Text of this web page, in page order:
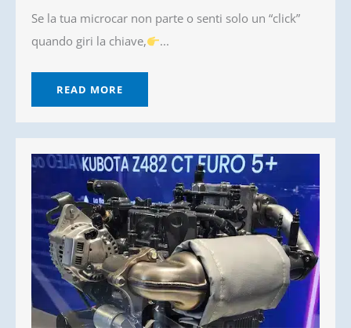
Se la tua microcar non parte o senti solo un “click”
quando giri la chiave,
...
READ MORE